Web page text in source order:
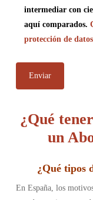
intermediar con
aquí comparados.
protección de
¿Qué
un
¿Qué tipos
En España, los